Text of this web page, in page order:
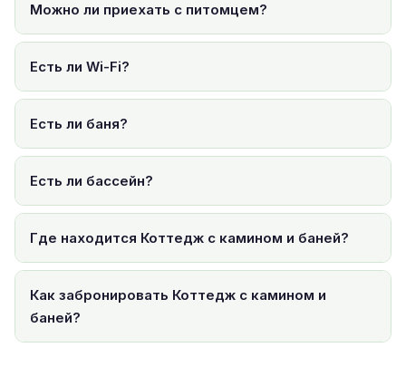
Можно ли приехать с питомцем?
Есть ли Wi-Fi?
Есть ли баня?
Есть ли бассейн?
Где находится Коттедж с камином и баней?
Как забронировать Коттедж с камином и
баней?